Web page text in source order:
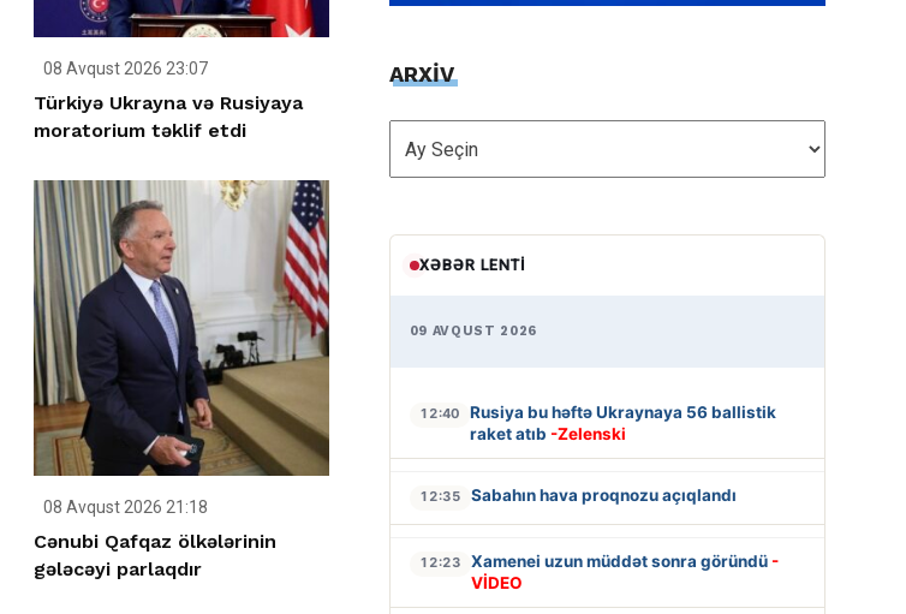
08 Avqust 2026 23:07
Türkiyə Ukrayna və Rusiyaya
moratorium təklif etdi
08 Avqust 2026 21:18
Cənubi Qafqaz ölkələrinin
gələcəyi parlaqdır
ARXİV
ARXİV
XƏBƏR LENTI
09 AVQUST 2026
12:40
Rusiya bu həftə Ukraynaya 56 ballistik
raket atıb -Zelenski
12:35 Sabahın hava proqnozu açıqlandı
12:23 Xamenei uzun müddət sonra göründü -
VİDEO